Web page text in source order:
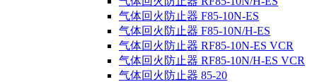
气体回火防止器 F85-10N-ES
气体回火防止器 F85-10N/H-ES
气体回火防止器 RF85-10N-ES VCR
气体回火防止器 RF85-10N/H-ES VCR
气体回火防止器 85-20